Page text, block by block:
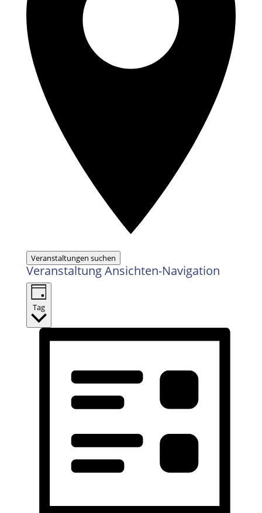
Veranstaltungen suchen
Veranstaltung Ansichten-Navigation
Tag